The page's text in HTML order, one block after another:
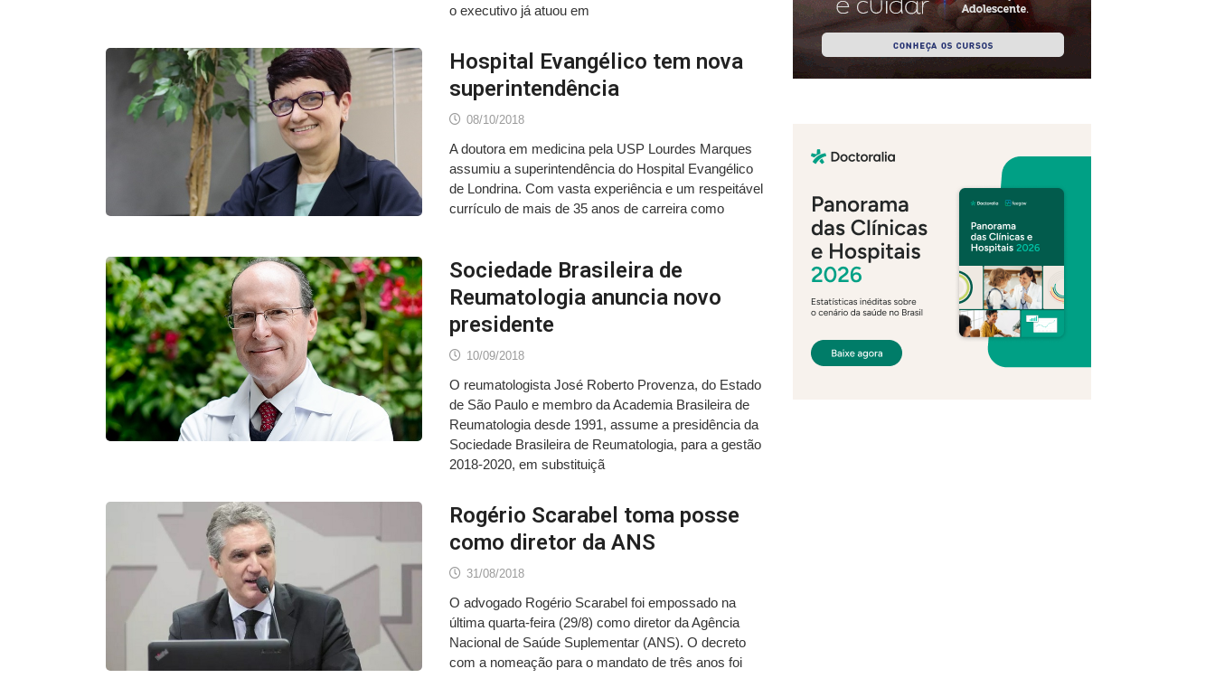
o executivo já atuou em
Hospital Evangélico tem nova
superintendência
08/10/2018
A doutora em medicina pela USP Lourdes Marques
assumiu a superintendência do Hospital Evangélico
de Londrina. Com vasta experiência e um respeitável
currículo de mais de 35 anos de carreira como
Sociedade Brasileira de
Reumatologia anuncia novo
presidente
10/09/2018
O reumatologista José Roberto Provenza, do Estado
de São Paulo e membro da Academia Brasileira de
Reumatologia desde 1991, assume a presidência da
Sociedade Brasileira de Reumatologia, para a gestão
2018-2020, em substituiçã
Rogério Scarabel toma posse
como diretor da ANS
31/08/2018
O advogado Rogério Scarabel foi empossado na
última quarta-feira (29/8) como diretor da Agência
Nacional de Saúde Suplementar (ANS). O decreto
com a nomeação para o mandato de três anos foi